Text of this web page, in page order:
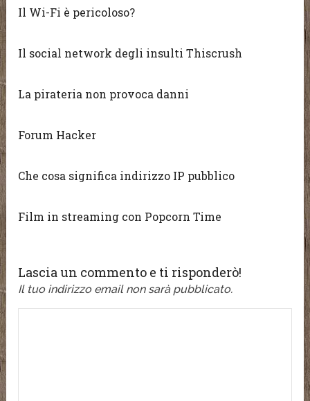
Il Wi-Fi è pericoloso?
Il social network degli insulti Thiscrush
La pirateria non provoca danni
Forum Hacker
Che cosa significa indirizzo IP pubblico
Film in streaming con Popcorn Time
Lascia un commento e ti risponderò!
Il tuo indirizzo email non sarà pubblicato.